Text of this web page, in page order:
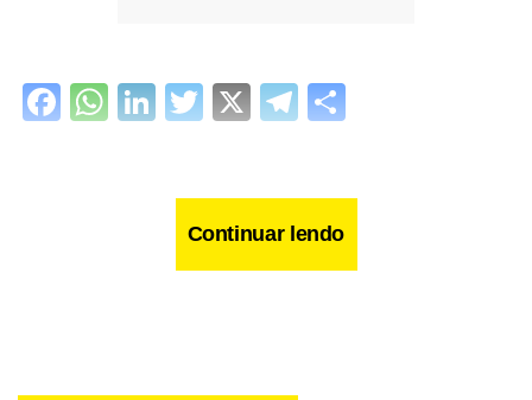
Facebook
WhatsApp
LinkedIn
Twitter
X Telegram
Continuar lendo